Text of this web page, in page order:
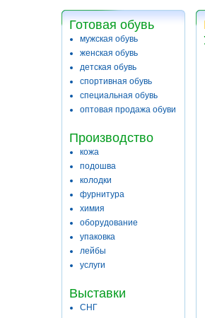
Готовая обувь
мужская обувь
женская обувь
детская обувь
спортивная обувь
специальная обувь
оптовая продажа обуви
Производство
кожа
подошва
колодки
фурнитура
химия
оборудование
упаковка
лейбы
услуги
Выставки
СНГ